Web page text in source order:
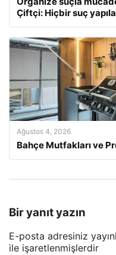
Çiftçi: Hiçbir suç
Ağustos 4, 2026
Bahçe Mutfakları ve
Bir yanıt yazın
E-posta adresiniz
ile işaretlenmişlerdir